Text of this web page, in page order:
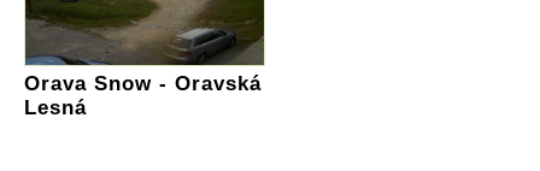
Orava Snow - Oravská
Lesná